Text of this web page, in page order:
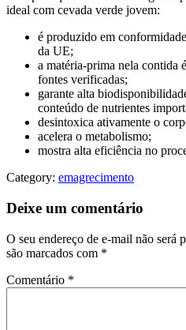
ideal com cevada verde jovem:
é produzido em
da UE;
a matéria-prima nela contida
fontes verificadas;
garante alta
conteúdo de nutrientes
desintoxica ativamente o
acelera o metabolismo;
mostra alta eficiência no
Category: emagrecimento
Deixe um comentário
O seu endereço de e-mail não será
são marcados com *
Comentário *